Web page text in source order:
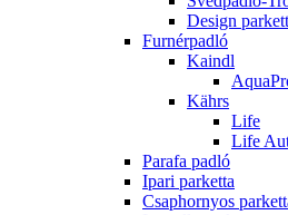
Design
Furnérpadló
Kaindl
Kährs
Life
Life
Parafa padló
Ipari parketta
Csaphornyos